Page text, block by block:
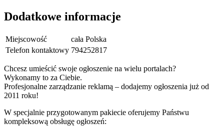
Dodatkowe informacje
Miejscowość
cała Polska
Telefon kontaktowy 794252817
Chcesz umieścić swoje ogłoszenie na wielu portalach?
Wykonamy to za Ciebie.
Profesjonalne zarządzanie reklamą – dodajemy ogłoszenia już od
2011 roku!
W specjalnie przygotowanym pakiecie oferujemy Państwu
kompleksową obsługę ogłoszeń: